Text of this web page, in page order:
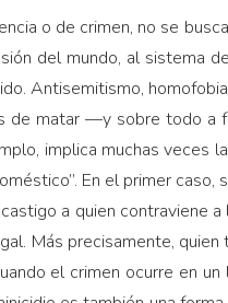
o de crimen, no se
del mundo, al sistema
Antisemitismo,
de matar —y sobre todo a
implica muchas veces
En el primer caso,
a quien contraviene
Más precisamente,
el crimen ocurre en